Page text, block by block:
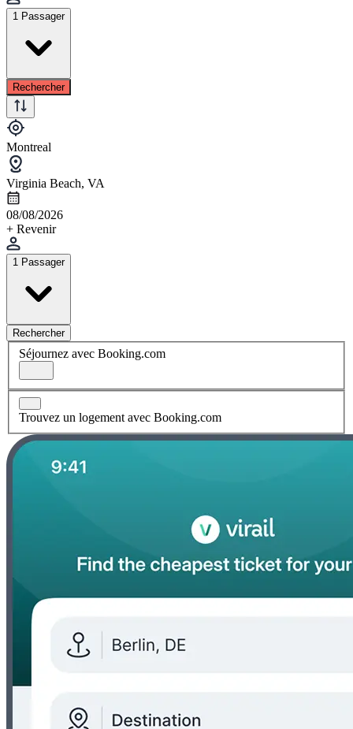
1 Passager
Rechercher
Montreal
Virginia Beach, VA
08/08/2026
+ Revenir
1 Passager
Rechercher
Séjournez avec Booking.com
Trouvez un logement avec Booking.com